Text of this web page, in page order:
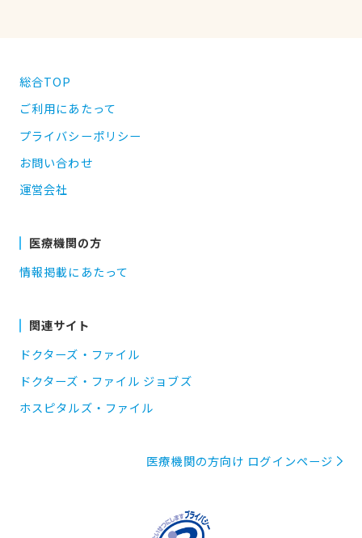
総合TOP
ご利用にあたって
プライバシーポリシー
お問い合わせ
運営会社
医療機関の方
情報掲載にあたって
関連サイト
ドクターズ・ファイル
ドクターズ・ファイル ジョブズ
ホスピタルズ・ファイル
医療機関の方向け ログインページ